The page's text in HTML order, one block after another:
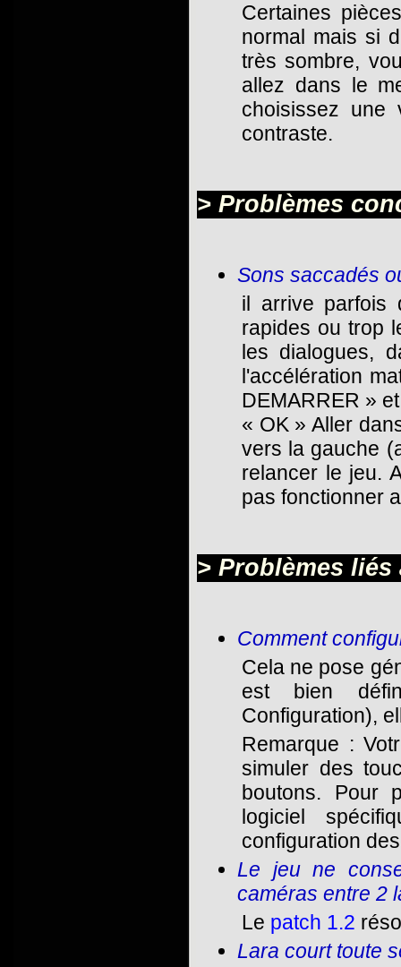
Certaines
normal mais si
très sombre,
allez dans le
choisissez une
contraste.
> Problèmes
Sons saccadés
il arrive parfois
rapides ou trop
les dialogues,
l'accélération
DEMARRER »
« OK » Aller
vers la gauche
relancer le jeu.
pas fonctionner
> Problèmes liés
Comment
Cela ne pose
est bien
Configuration),
Remarque :
simuler des
boutons. Pour
logiciel
configuration
Le jeu ne
caméras entre 2
Le patch 1.2
Lara court toute